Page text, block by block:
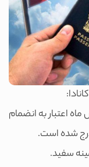
اعتبار به انضمام
شده است.